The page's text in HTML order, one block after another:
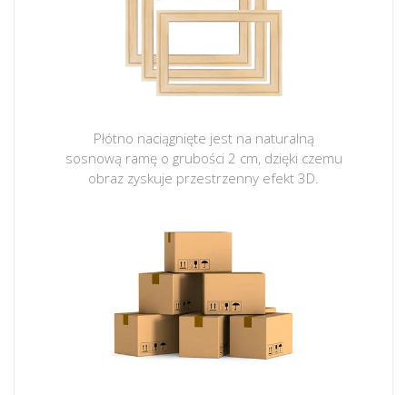
Płótno naciągnięte jest na naturalną
sosnową ramę o grubości 2 cm, dzięki czemu
obraz zyskuje przestrzenny efekt 3D.